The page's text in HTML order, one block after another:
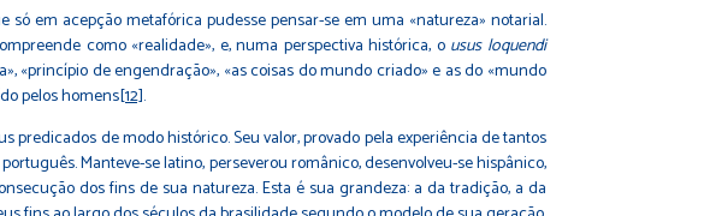
em acepção metafórica pudesse pensar-se em uma «natureza» notarial.
como «realidade», e, numa perspectiva histórica, o usus loquendi
«princípio de engendração», «as coisas do mundo criado» e as do «mundo
pelos homens[12].
de modo histórico. Seu valor, provado pela experiência de tantos
Manteve-se latino, perseverou românico, desenvolveu-se hispânico,
dos fins de sua natureza. Esta é sua grandeza: a da tradição, a da